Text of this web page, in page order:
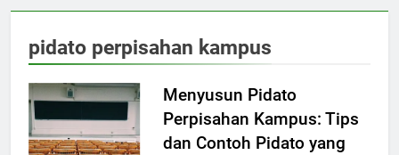
pidato perpisahan kampus
Menyusun Pidato
Perpisahan Kampus: Tips
dan Contoh Pidato yang